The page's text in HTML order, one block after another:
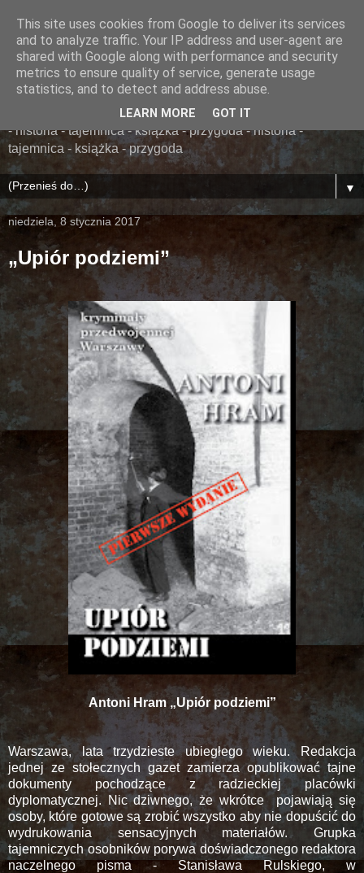
......... ZAPOMNIANA
BIBLIOTEKA ........
książka - przygoda - historia - tajemnica - książka - przygoda
- historia - tajemnica - książka - przygoda - historia -
tajemnica - książka - przygoda
▼
niedziela, 8 stycznia 2017
„Upiór podziemi”
Antoni Hram „Upiór podziemi”
Warszawa, lata trzydzieste ubiegłego wieku. Redakcja
jednej ze stołecznych gazet zamierza opublikować tajne
dokumenty pochodzące z radzieckiej placówki
dyplomatycznej. Nic dziwnego, że wkrótce pojawiają się
osoby, które gotowe są zrobić wszystko aby nie dopuścić do
wydrukowania sensacyjnych materiałów. Grupka
tajemniczych osobników porywa doświadczonego redaktora
naczelnego pisma - Stanisława Rulskiego, w
This site uses cookies from Google to deliver its services
and to analyze traffic. Your IP address and user-agent are
shared with Google along with performance and security
metrics to ensure quality of service, generate usage
statistics, and to detect and address abuse.
LEARN MORE GOT IT